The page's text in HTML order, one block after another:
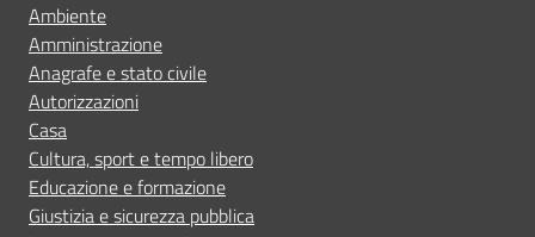
Ambiente
Amministrazione
Anagrafe e stato civile
Autorizzazioni
Casa
Cultura, sport e tempo libero
Educazione e formazione
Giustizia e sicurezza pubblica